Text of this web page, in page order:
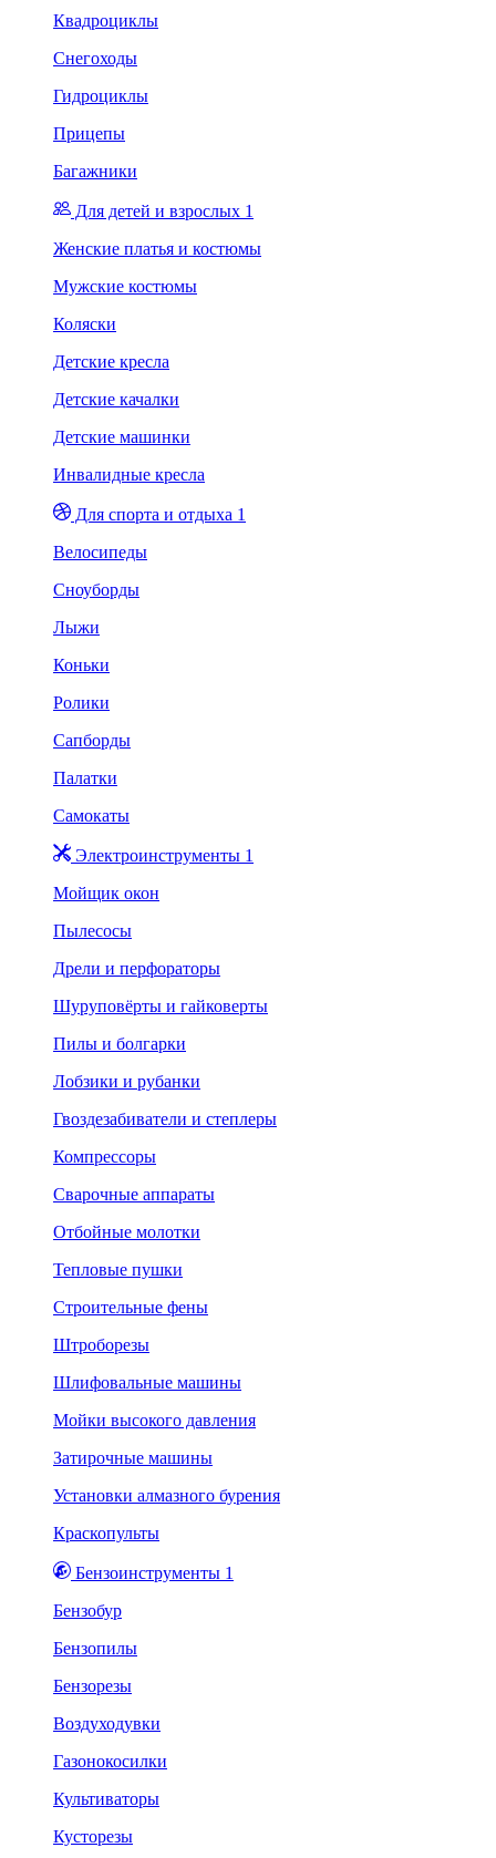
Квадроциклы
Снегоходы
Гидроциклы
Прицепы
Багажники
Для детей и взрослых 1
Женские платья и костюмы
Мужские костюмы
Коляски
Детские кресла
Детские качалки
Детские машинки
Инвалидные кресла
Для спорта и отдыха 1
Велосипеды
Сноуборды
Лыжи
Коньки
Ролики
Сапборды
Палатки
Самокаты
Электроинструменты 1
Мойщик окон
Пылесосы
Дрели и перфораторы
Шуруповёрты и гайковерты
Пилы и болгарки
Лобзики и рубанки
Гвоздезабиватели и степлеры
Компрессоры
Сварочные аппараты
Отбойные молотки
Тепловые пушки
Строительные фены
Штроборезы
Шлифовальные машины
Мойки высокого давления
Затирочные машины
Установки алмазного бурения
Краскопульты
Бензоинструменты 1
Бензобур
Бензопилы
Бензорезы
Воздуходувки
Газонокосилки
Культиваторы
Кусторезы